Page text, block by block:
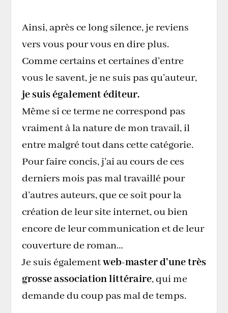
Ainsi, après ce long silence, je reviens
vers vous pour vous en dire plus.
Comme certains et certaines d’entre
vous le savent, je ne suis pas qu’auteur,
je suis également éditeur.
Même si ce terme ne correspond pas
vraiment à la nature de mon travail, il
entre malgré tout dans cette catégorie.
Pour faire concis, j’ai au cours de ces
derniers mois pas mal travaillé pour
d’autres auteurs, que ce soit pour la
création de leur site internet, ou bien
encore de leur communication et de leur
couverture de roman…
Je suis égalementweb-master d’une très
grosse association littéraire, qui me
demande du coup pas mal de temps.